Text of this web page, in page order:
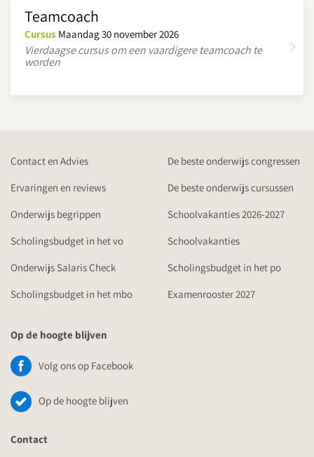
Teamcoach
Cursus Maandag 30 november 2026
Vierdaagse cursus om een vaardigere teamcoach te
worden
Contact en Advies
De beste onderwijs congressen
Ervaringen en reviews
De beste onderwijs cursussen
Onderwijs begrippen
Schoolvakanties 2026-2027
Scholingsbudget in het vo
Schoolvakanties
Onderwijs Salaris Check
Scholingsbudget in het po
Scholingsbudget in het mbo
Examenrooster 2027
Op de hoogte blijven
Volg ons op Facebook
Op de hoogte blijven
Contact